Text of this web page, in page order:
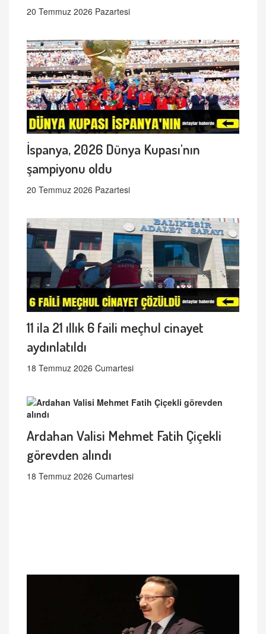
20 Temmuz 2026 Pazartesi
İspanya, 2026 Dünya Kupası'nın
şampiyonu oldu
20 Temmuz 2026 Pazartesi
11 ila 21 ıllık 6 faili meçhul cinayet
aydınlatıldı
18 Temmuz 2026 Cumartesi
Ardahan Valisi Mehmet Fatih Çiçekli
görevden alındı
18 Temmuz 2026 Cumartesi